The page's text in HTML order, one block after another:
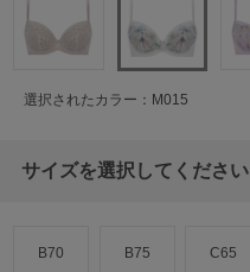
選択されたカラー：M015
サイズを選択してください
B70 B75 C65